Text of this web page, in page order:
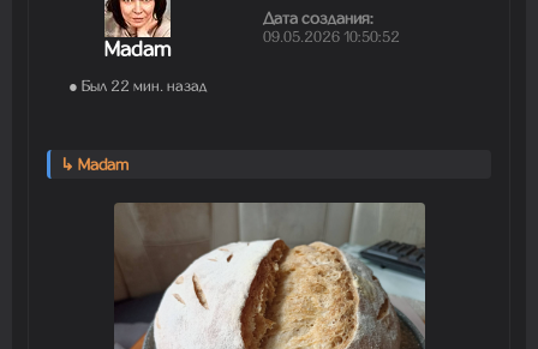
Madam
● Был 22 мин. назад
Дата создания:
09.05.2026 10:50:52
↳ Madam